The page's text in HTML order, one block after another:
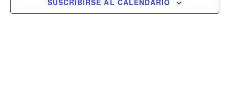
SUSCRIBIRSE AL CALENDARIO